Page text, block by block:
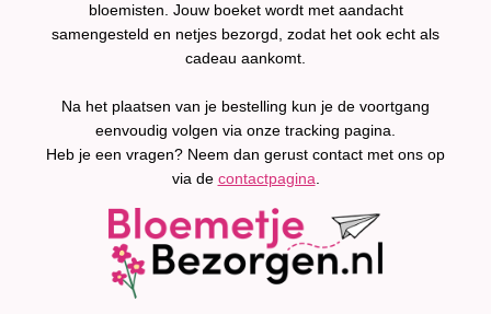
bloemisten. Jouw boeket wordt met aandacht
samengesteld en netjes bezorgd, zodat het ook echt als
cadeau aankomt.
Na het plaatsen van je bestelling kun je de voortgang
eenvoudig volgen via onze tracking pagina.
Heb je een vragen? Neem dan gerust contact met ons op
via de contactpagina